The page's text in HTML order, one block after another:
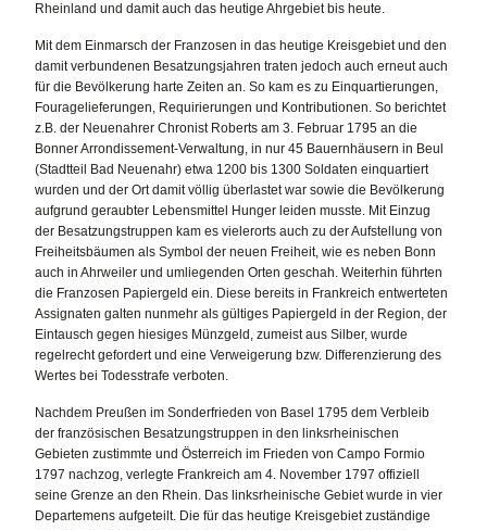
Rheinland und damit auch das heutige Ahrgebiet bis heute.
Mit dem Einmarsch der Franzosen in das heutige Kreisgebiet und den
damit verbundenen Besatzungsjahren traten jedoch auch erneut auch
für die Bevölkerung harte Zeiten an. So kam es zu Einquartierungen,
Fouragelieferungen, Requirierungen und Kontributionen. So berichtet
z.B. der Neuenahrer Chronist Roberts am 3. Februar 1795 an die
Bonner Arrondissement-Verwaltung, in nur 45 Bauernhäusern in Beul
(Stadtteil Bad Neuenahr) etwa 1200 bis 1300 Soldaten einquartiert
wurden und der Ort damit völlig überlastet war sowie die Bevölkerung
aufgrund geraubter Lebensmittel Hunger leiden musste. Mit Einzug
der Besatzungstruppen kam es vielerorts auch zu der Aufstellung von
Freiheitsbäumen als Symbol der neuen Freiheit, wie es neben Bonn
auch in Ahrweiler und umliegenden Orten geschah. Weiterhin führten
die Franzosen Papiergeld ein. Diese bereits in Frankreich entwerteten
Assignaten galten nunmehr als gültiges Papiergeld in der Region, der
Eintausch gegen hiesiges Münzgeld, zumeist aus Silber, wurde
regelrecht gefordert und eine Verweigerung bzw. Differenzierung des
Wertes bei Todesstrafe verboten.
Nachdem Preußen im Sonderfrieden von Basel 1795 dem Verbleib
der französischen Besatzungstruppen in den linksrheinischen
Gebieten zustimmte und Österreich im Frieden von Campo Formio
1797 nachzog, verlegte Frankreich am 4. November 1797 offiziell
seine Grenze an den Rhein. Das linksrheinische Gebiet wurde in vier
Departemens aufgeteilt. Die für das heutige Kreisgebiet zuständige